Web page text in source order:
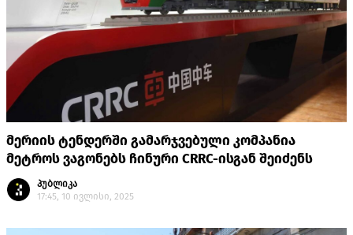
მერიის ტენდერში გამარჯვებული კომპანია
მეტროს ვაგონებს ჩინური CRRC-ისგან შეიძენს
პუბლიკა
17:45, 10 ივლისი, 2025